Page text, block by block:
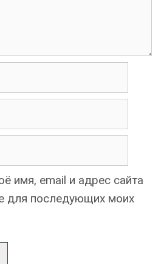
имя, email и адрес сайта
для последующих моих